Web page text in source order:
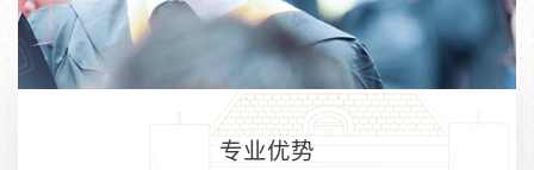
专业优势